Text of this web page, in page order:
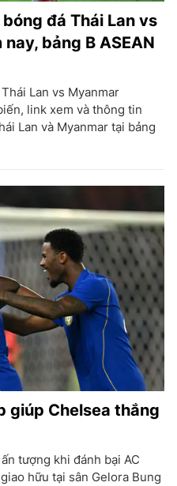
đá Thái Lan vs
bảng B ASEAN
Lan vs Myanmar
link xem và thông tin
Lan và Myanmar tại bảng
giúp Chelsea thắng
tượng khi đánh bại AC
hữu tại sân Gelora Bung